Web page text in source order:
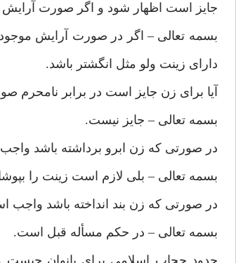
جايز است اظهار شود و اگر صورت
بسمه تعالى – اگر در صورت آرايش موجود
داراى زينت ولو مثل انگشتر باشد.
آيا براى زن جايز است در برابر نامحرم
بسمه تعالى – جايز نيست.
در صورتى كه زن ابرو برداشته باشد
بسمه تعالى – بلى لازم است زينت را
در صورتى كه زن بند انداخته باشد واجب
بسمه تعالى – در حكم مسأله قبل است.